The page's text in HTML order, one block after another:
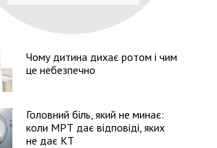
Чому дитина дихає ротом і чим
це небезпечно
Головний біль, який не минає:
коли МРТ дає відповіді, яких
не дає КТ